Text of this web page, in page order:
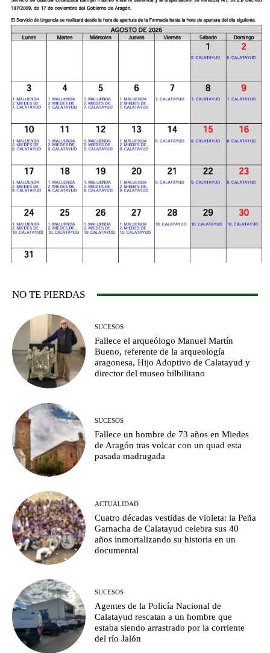
NO TE PIERDAS
SUCESOS
Fallece el arqueólogo Manuel Martín
Bueno, referente de la arqueología
aragonesa, Hijo Adoptivo de Calatayud y
director del museo bilbilitano
SUCESOS
Fallece un hombre de 73 años en Miedes
de Aragón tras volcar con un quad esta
pasada madrugada
ACTUALIDAD
Cuatro décadas vestidas de violeta: la Peña
Garnacha de Calatayud celebra sus 40
años inmortalizando su historia en un
documental
SUCESOS
Agentes de la Policía Nacional de
Calatayud rescatan a un hombre que
estaba siendo arrastrado por la corriente
del río Jalón